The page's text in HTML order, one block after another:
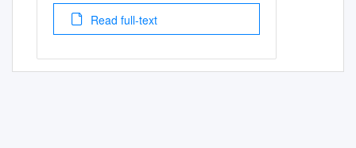
Read full-text